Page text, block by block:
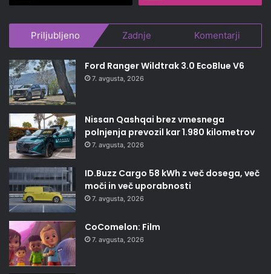
Priljubljeno Zadnje Komentarji
Ford Ranger Wildtrak 3.0 EcoBlue V6
7. avgusta, 2026
Nissan Qashqai brez vmesnega
polnjenja prevozil kar 1.980 kilometrov
7. avgusta, 2026
ID.Buzz Cargo 58 kWh z več dosega, več
moči in več uporabnosti
7. avgusta, 2026
CoComelon: Film
7. avgusta, 2026